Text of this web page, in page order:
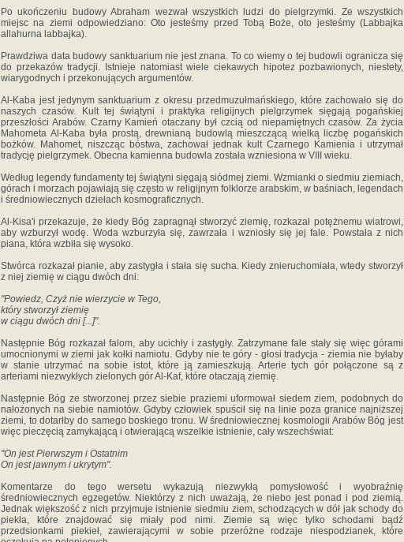
Po ukończeniu budowy Abraham wezwał wszystkich ludzi do pielgrzymki. Ze wszystkich
miejsc na ziemi odpowiedziano: Oto jesteśmy przed Tobą Boże, oto jesteśmy (Labbajka
allahurna labbajka).
Prawdziwa data budowy sanktuarium nie jest znana. To co wiemy o tej budowli ogranicza się
do przekazów tradycji. Istnieje natomiast wiele ciekawych hipotez pozbawionych, niestety,
wiarygodnych i przekonujących argumentów.
Al-Kaba jest jedynym sanktuarium z okresu przedmuzułmańskiego, które zachowało się do
naszych czasów. Kult tej świątyni i praktyka religijnych pielgrzymek sięgają pogańskiej
przeszłości Arabów. Czarny Kamień otaczany był czcią od niepamiętnych czasów. Za życia
Mahometa Al-Kaba była prostą, drewnianą budowlą mieszczącą wielką liczbę pogańskich
bożków. Mahomet, niszcząc bóstwa, zachował jednak kult Czarnego Kamienia i utrzymał
tradycję pielgrzymek. Obecna kamienna budowla została wzniesiona w VIII wieku.
Według legendy fundamenty tej świątyni sięgają siódmej ziemi. Wzmianki o siedmiu ziemiach,
górach i morzach pojawiają się często w religijnym folklorze arabskim, w baśniach, legendach
i średniowiecznych dziełach kosmograficznych.
Al-Kisa'i przekazuje, że kiedy Bóg zapragnął stworzyć ziemię, rozkazał potężnemu wiatrowi,
aby wzburzył wodę. Woda wzburzyła się, zawrzała i wzniosły się jej fale. Powstała z nich
piana, która wzbiła się wysoko.
Stwórca rozkazał pianie, aby zastygła i stała się sucha. Kiedy znieruchomiała, wtedy stworzył
z niej ziemię w ciągu dwóch dni:
"Powiedz, Czyż nie wierzycie w Tego,
który stworzył ziemię
w ciągu dwóch dni [...]".
Następnie Bóg rozkazał falom, aby ucichły i zastygły. Zatrzymane fale stały się więc górami
umocnionymi w ziemi jak kołki namiotu. Gdyby nie te góry - głosi tradycja - ziemia nie byłaby
w stanie utrzymać na sobie istot, które ją zamieszkują. Arterie tych gór połączone są z
arteriami niezwykłych zielonych gór Al-Kaf, które otaczają ziemię.
Następnie Bóg ze stworzonej przez siebie praziemi uformował siedem ziem, podobnych do
nałożonych na siebie namiotów. Gdyby człowiek spuścił się na linie poza granice najniższej
ziemi, to dotarłby do samego boskiego tronu. W średniowiecznej kosmologii Arabów Bóg jest
więc pieczęcią zamykającą i otwierającą wszelkie istnienie, cały wszechświat:
"On jest Pierwszym i Ostatnim
On jest jawnym i ukrytym".
Komentarze do tego wersetu wykazują niezwykłą pomysłowość i wyobraźnię
średniowiecznych egzegetów. Niektórzy z nich uważają, że niebo jest ponad i pod ziemią.
Jednak większość z nich przyjmuje istnienie siedmiu ziem, schodzących w dół jak schody do
piekła, które znajdować się miały pod nimi. Ziemie są więc tylko schodami bądź
przedsionkami piekieł, zawierającymi w sobie przeróżne rodzaje niespodzianek, które